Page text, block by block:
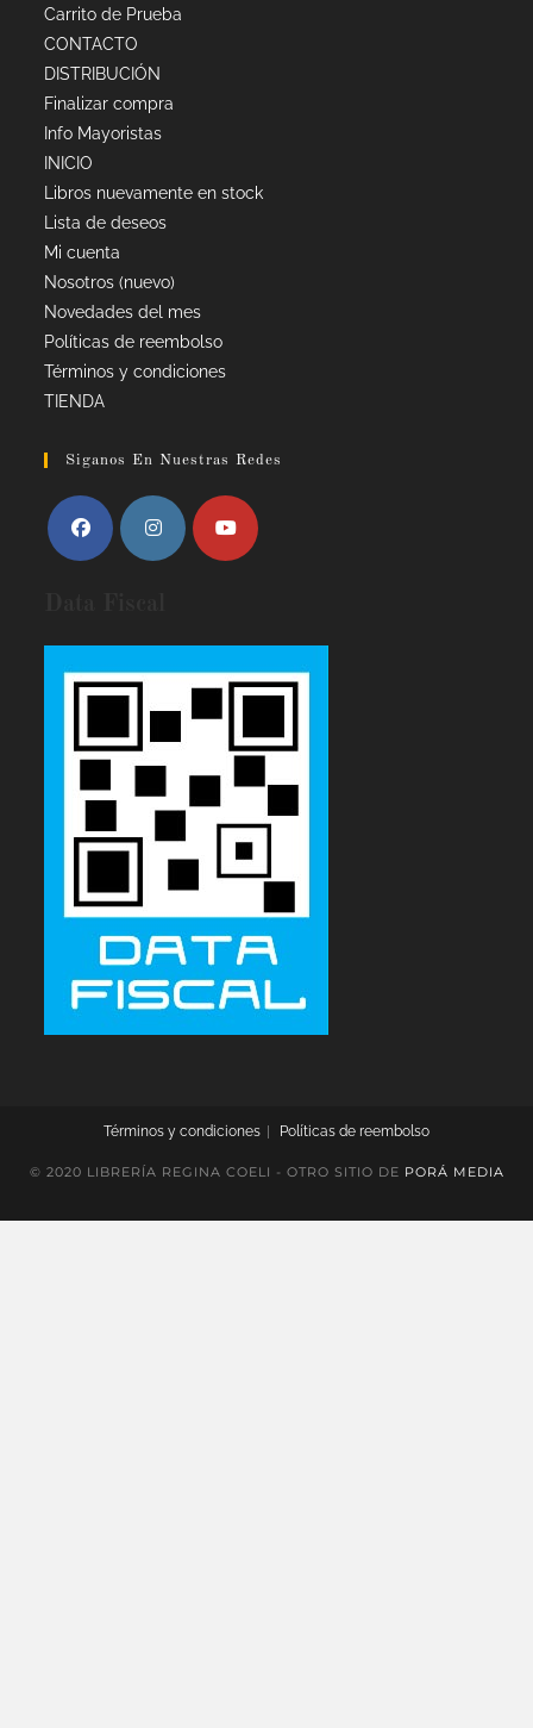
Carrito de Prueba
CONTACTO
DISTRIBUCIÓN
Finalizar compra
Info Mayoristas
INICIO
Libros nuevamente en stock
Lista de deseos
Mi cuenta
Nosotros (nuevo)
Novedades del mes
Políticas de reembolso
Términos y condiciones
TIENDA
Siganos En Nuestras Redes
Términos y condiciones Políticas de reembolso
© 2020 LIBRERÍA REGINA COELI - OTRO SITIO DE PORÁ MEDIA